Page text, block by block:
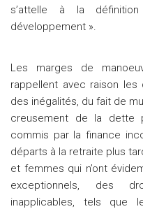
s’attelle à la
développement ».
Les marges de
rappellent avec raison les
des inégalités, du fait de
creusement de la dette
commis par la finance
départs à la retraite plus
et femmes qui n’ont
exceptionnels, des
inapplicables, tels que